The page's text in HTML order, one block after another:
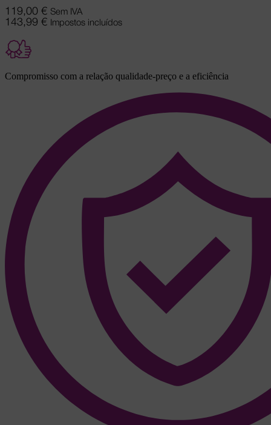
119,00 € Sem IVA
143,99 € Impostos incluídos
Compromisso com a relação qualidade-preço e a eficiência